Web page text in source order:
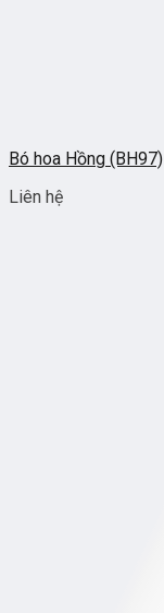
Bó hoa Hồng (BH97)
Liên hệ